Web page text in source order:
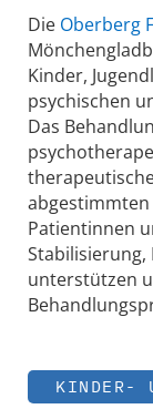
Die Oberberg
Kinder,
psychischen
Das
abgestimmten
Patientinnen
Stabilisierung,
unterstützen
KINDER-